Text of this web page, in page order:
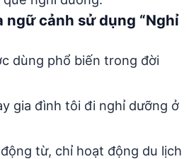
ngữ cảnh sử dụng “Nghỉ
dùng phổ biến trong đời
gia đình tôi đi nghỉ dưỡng ở
từ, chỉ hoạt động du lịch